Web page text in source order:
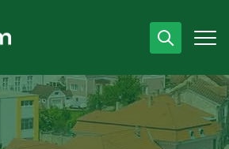
vrijeme